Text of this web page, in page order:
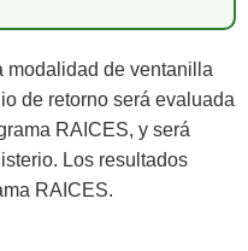
modalidad de ventanilla
de retorno será evaluada
RAICES, y será
Los resultados
RAICES.